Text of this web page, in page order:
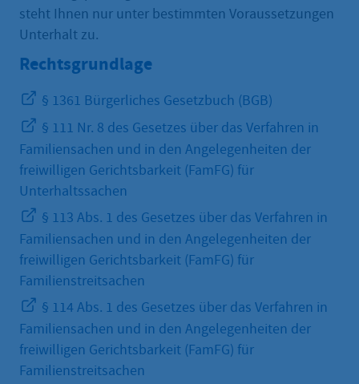
steht Ihnen nur unter bestimmten Voraussetzungen
Unterhalt zu.
Rechtsgrundlage
§ 1361 Bürgerliches Gesetzbuch (BGB)
§ 111 Nr. 8 des Gesetzes über das Verfahren in
Familiensachen und in den Angelegenheiten der
freiwilligen Gerichtsbarkeit (FamFG) für
Unterhaltssachen
§ 113 Abs. 1 des Gesetzes über das Verfahren in
Familiensachen und in den Angelegenheiten der
freiwilligen Gerichtsbarkeit (FamFG) für
Familienstreitsachen
§ 114 Abs. 1 des Gesetzes über das Verfahren in
Familiensachen und in den Angelegenheiten der
freiwilligen Gerichtsbarkeit (FamFG) für
Familienstreitsachen